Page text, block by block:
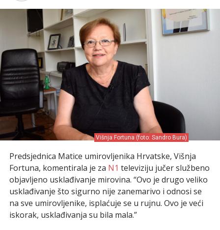
Višnja Fortuna (foto: Sandro Bura)
Predsjednica Matice umirovljenika Hrvatske, Višnja
Fortuna, komentirala je za N1 televiziju jučer službeno
objavljeno usklađivanje mirovina. “Ovo je drugo veliko
usklađivanje što sigurno nije zanemarivo i odnosi se
na sve umirovljenike, isplaćuje se u rujnu. Ovo je veći
iskorak, usklađivanja su bila mala.”